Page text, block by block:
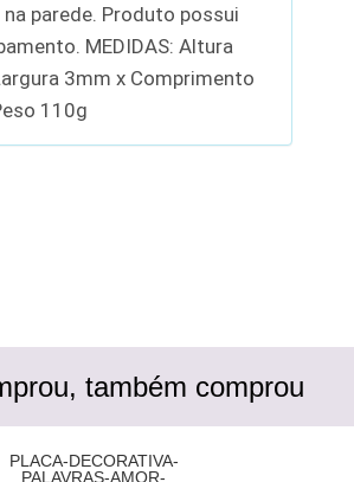
parede. Produto possui
MEDIDAS: Altura
3mm x Comprimento
110g
também comprou